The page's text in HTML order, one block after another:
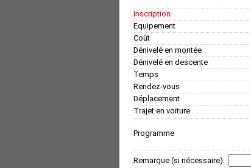
Inscription
Equipement
Coût
Dénivelé en montée
Dénivelé en descente
Temps
Rendez-vous
Déplacement
Trajet en voiture
Programme
Remarque (si nécessaire)